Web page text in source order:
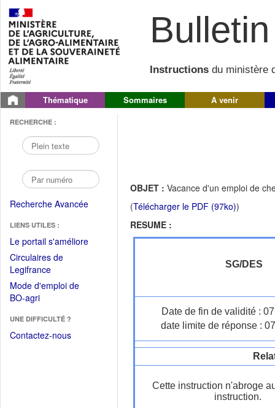
Instructions du ministère
Thématique Sommaires A venir
RECHERCHE :
Recherche Avancée
LIENS UTILES :
Le portail s'améliore(Fichier
Circulaires de
Legifrance(Ouvrir
dans
une
fenêtre)
Mode d'emploi de
BO-agri(Ouvrir
une
nouvelle
UNE DIFFICULTÉ ?
Contactez-nous
OBJET : Vacance d'un emploi de
(Télécharger le PDF (97ko))
RESUME :
SG/DES
Date de fin de validité :
date limite de réponse :
Cette instruction n'abroge
instruction.